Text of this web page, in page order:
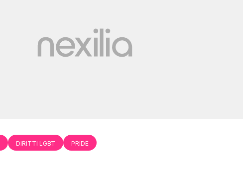
DIRITTI LGBT PRIDE